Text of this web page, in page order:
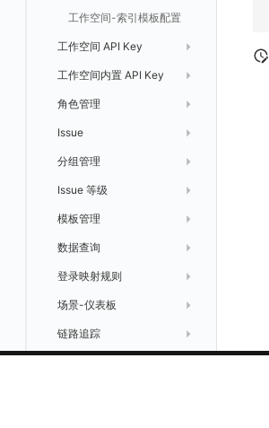
更新 SSO 配置
删除 SSO 配置
获取 SSO 映射列表
修改 SSO 映射规则
删除 SSO 映射规则
新建 SSO 配置
更新 SSO 配置
删除 SSO 配置
新建映射规则
修改映射规则
删除映射规则
开启/禁用映射规则
添加映射配置
修改映射配置
删除 SSO 自定义映射规则
批量删除 SSO 自定义映射规则
导入
导出
启用/禁用
删除
启用/禁用
导入
导出
新建单个数据访问规则
修改
修改单个数据访问规则
删除
禁用/启用
新建
修改
启用/禁用
删除
修改
工作空间资源导出
工作空间资源导入
工作空间资源任务取消
功能菜单获取
功能菜单设置
功能菜单获取 v2
功能菜单设置 v2
上传空间图片
设置空间自定义信息
索引关键字段获取
索引关键字段修改
索引加速字段配置修改
属性声明
获取
修改
跨空间授权
列出
获取
添加
修改
删除
跨站点授权
生成跨站点授权 meta
导入跨站点授权 meta
账号管理
默认配置状态修改
日志引擎
Doris
Studio 自观测配置与指标说明
自定义前端配色
自定义前端语言
Kodo-X 拆分
切换 HTTPS 访问
短信模板配置说明
工作空间-索引模板配置
工作空间 API Key
新建
获取
修改
列出
删除
批量删除
工作空间内置 API Key
初始化并获取
修改
列出
批量删除
角色管理
列出
Issue
获取
修改ISSUE
分组管理
列出
创建
修改
管理工作空间
删除
Issue 等级
有效的等级列表
模板管理
模版-列出
模版-获取模版详情
模版-导入自定义系统模版
模版-删除自定义模版
数据查询
DQL数据查询
登录映射规则
添加映射配置
修改映射配置
场景-仪表板
标识ID导入
链路追踪